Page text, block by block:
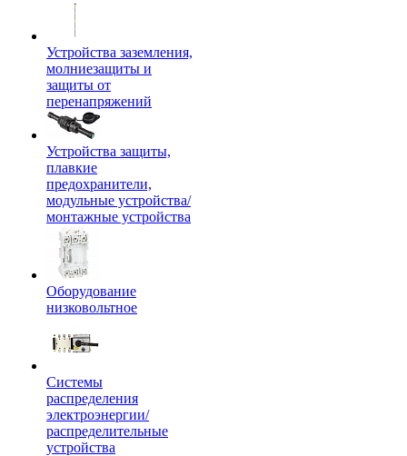
Устройства заземления,
молниезащиты и
защиты от
перенапряжений
Устройства защиты,
плавкие
предохранители,
модульные устройства/
монтажные устройства
Оборудование
низковольтное
Системы
распределения
электроэнергии/
распределительные
устройства